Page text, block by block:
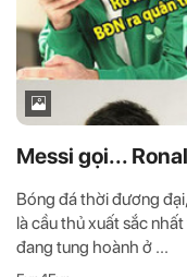
Messi gọi...
Bóng đá thời đương
là cầu thủ xuất sắc
đang tung hoành ở ...